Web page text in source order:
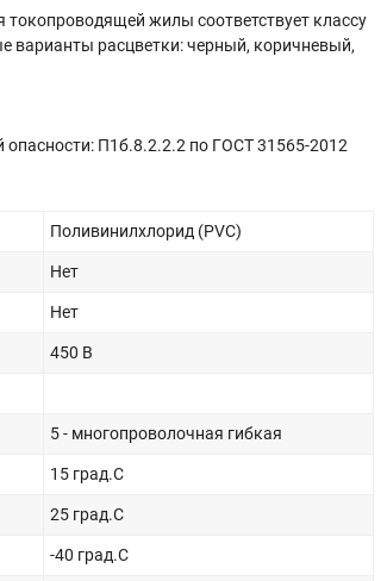
жилы соответствует классу
расцветки: черный, коричневый,
опасности: П1б.8.2.2.2 по ГОСТ 31565-2012
Поливинилхлорид (PVC)
Нет
Нет
450 В
5 - многопроволочная гибкая
15 град.C
25 град.C
-40 град.C